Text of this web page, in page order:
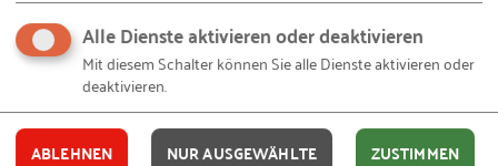
von Laura Franz
Alle Dienste aktivieren oder deaktivieren
Mit diesem Schalter können Sie alle Dienste aktivieren oder
deaktivieren.
ABLEHNEN NUR AUSGEWÄHLTE ZUSTIMMEN